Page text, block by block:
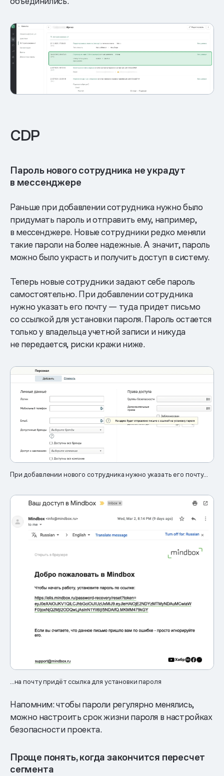
CDP
Пароль нового сотрудника не украдут
в мессенджере
Раньше при добавлении сотрудника нужно было
придумать пароль и отправить ему, например,
в мессенджере. Новые сотрудники редко меняли
такие пароли на более надежные. А значит, пароль
можно было украсть и получить доступ в систему.
Теперь новые сотрудники задают себе пароль
самостоятельно. При добавлении сотрудника
нужно указать его почту — туда придет письмо
со ссылкой для установки пароля. Пароль остается
только у владельца учетной записи и никуда
не передается, риски кражи ниже.
При добавлении нового сотрудника нужно указать его почту...
...на почту придёт ссылка для установки пароля
Напомним: чтобы пароли регулярно менялись,
можно настроить срок жизни пароля в настройках
безопасности проекта.
Проще понять, когда закончится пересчет
сегмента